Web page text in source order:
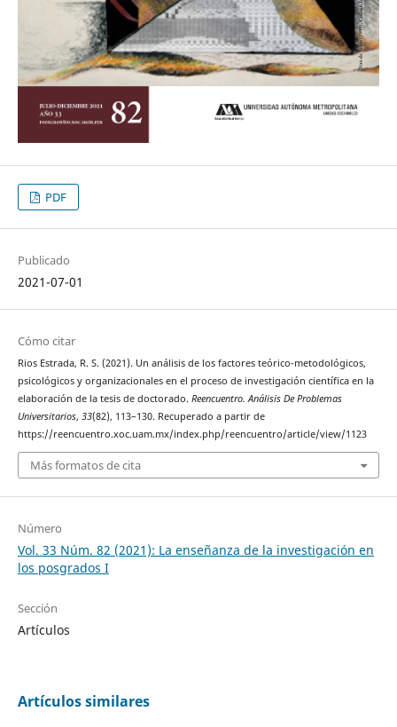
PDF
Publicado
2021-07-01
Cómo citar
Rios Estrada, R. S. (2021). Un análisis de los factores teórico-metodológicos,
psicológicos y organizacionales en el proceso de investigación científica en la
elaboración de la tesis de doctorado. Reencuentro. Análisis De Problemas
Universitarios, 33(82), 113–130. Recuperado a partir de
https://reencuentro.xoc.uam.mx/index.php/reencuentro/article/view/1123
Más formatos de cita
Número
Vol. 33 Núm. 82 (2021): La enseñanza de la investigación en
los posgrados I
Sección
Artículos
Artículos similares